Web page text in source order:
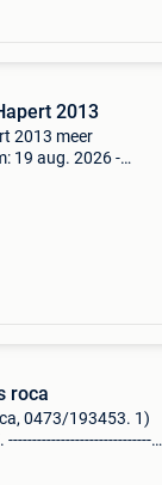
2013
2013 meer
19 aug. 2026 -
roca
0473/193453. 1)